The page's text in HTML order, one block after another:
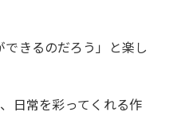
きるのだろう」と楽し
日常を彩ってくれる作